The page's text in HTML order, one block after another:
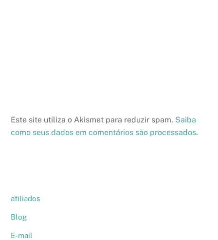
Este site utiliza o Akismet para reduzir spam. Saiba
como seus dados em comentários são processados.
afiliados
Blog
E-mail